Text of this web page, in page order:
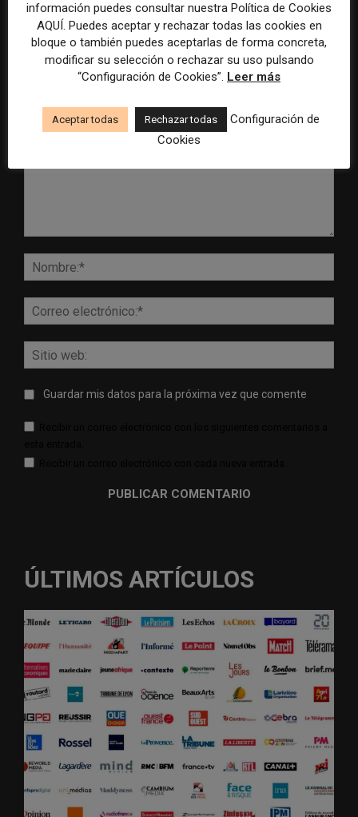
DEJA UNA RESPUESTA
Guardar mis datos para la próxima vez que comente
ÚLTIMOS ARTÍCULOS
información puedes consultar nuestra Política de Cookies
AQUÍ. Puedes aceptar y rechazar todas las cookies en
bloque o también puedes aceptarlas de forma concreta,
modificar su selección o rechazar su uso pulsando
“Configuración de Cookies”. Leer más
Aceptar todas Rechazar todas
Configuración de
Cookies